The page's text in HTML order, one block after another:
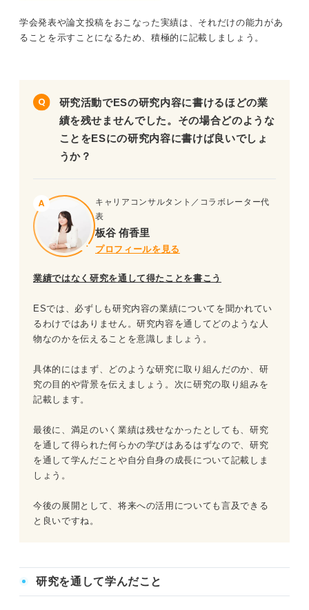
学会発表や論文投稿をおこなった実績は、それだけの能力があ
ることを示すことになるため、積極的に記載しましょう。
研究活動でESの研究内容に書けるほどの業
績を残せませんでした。その場合どのような
ことをESにの研究内容に書けば良いでしょ
うか？
キャリアコンサルタント／コラボレーター代
表
板谷 侑香里
プロフィールを見る
業績ではなく研究を通して得たことを書こう
ESでは、必ずしも研究内容の業績についてを聞かれてい
るわけではありません。研究内容を通してどのような人
物なのかを伝えることを意識しましょう。
具体的にはまず、どのような研究に取り組んだのか、研
究の目的や背景を伝えましょう。次に研究の取り組みを
記載します。
最後に、満足のいく業績は残せなかったとしても、研究
を通して得られた何らかの学びはあるはずなので、研究
を通して学んだことや自分自身の成長について記載しま
しょう。
今後の展開として、将来への活用についても言及できる
と良いですね。
研究を通して学んだこと